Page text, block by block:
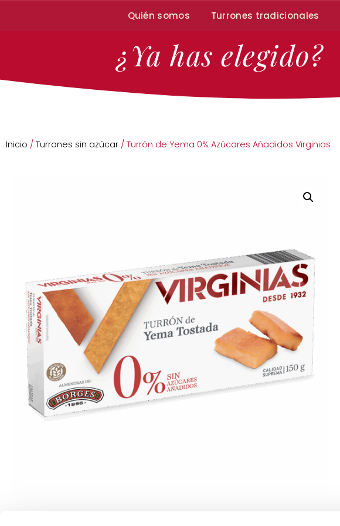
Quién somos Turrones tradicionales
¿Ya has elegido?
Inicio / Turrones sin azúcar / Turrón de Yema 0% Azúcares Añadidos Virginias